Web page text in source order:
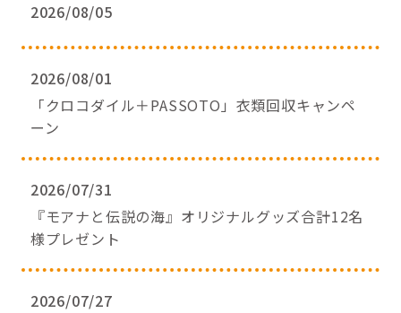
2026/08/05
2026/08/01
「クロコダイル＋PASSOTO」衣類回収キャンペ
ーン
2026/07/31
『モアナと伝説の海』オリジナルグッズ合計12名
様プレゼント
2026/07/27